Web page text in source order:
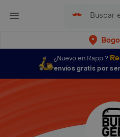
¿Nuevo en Rappi?
envíos gratis por